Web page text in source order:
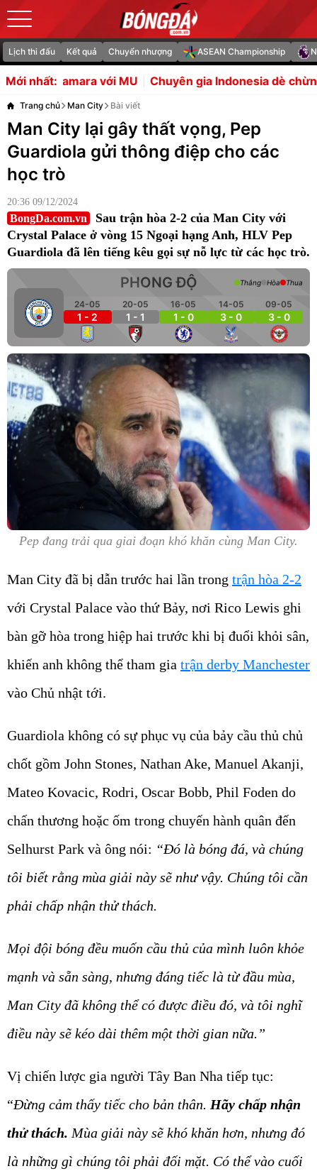
Lịch thi đấu Kết quả Chuyển nhượng ASEAN Championship
Mới nhất:
MU Chuyên gia Indonesia dè chừng ghế dự bị của
Trang chủ Man City Bài viết
Man City lại gây thất vọng, Pep
Guardiola gửi thông điệp cho các
học trò
20:36 09/12/2024
BongDa.com.vn
Sau trận hòa 2-2 của Man City với
Crystal Palace ở vòng 15 Ngoại hạng Anh, HLV Pep
Guardiola đã lên tiếng kêu gọi sự nỗ lực từ các học trò.
PHONG ĐỘ
24-05
1 - 2
20-05
1 - 1
16-05
1 - 0
14-05
3 - 0
09-05
3 - 0
Thắng Hòa Thua
Pep đang trải qua giai đoạn khó khăn cùng Man City.
Man City đã bị dẫn trước hai lần trong trận hòa 2-2
với Crystal Palace vào thứ Bảy, nơi Rico Lewis ghi
bàn gỡ hòa trong hiệp hai trước khi bị đuổi khỏi sân,
khiến anh không thể tham gia trận derby Manchester
vào Chủ nhật tới.
Guardiola không có sự phục vụ của bảy cầu thủ chủ
chốt gồm John Stones, Nathan Ake, Manuel Akanji,
Mateo Kovacic, Rodri, Oscar Bobb, Phil Foden do
chấn thương hoặc ốm trong chuyến hành quân đến
Selhurst Park và ông nói: “Đó là bóng đá, và chúng
tôi biết rằng mùa giải này sẽ như vậy. Chúng tôi cần
phải chấp nhận thử thách.
Mọi đội bóng đều muốn cầu thủ của mình luôn khỏe
mạnh và sẵn sàng, nhưng đáng tiếc là từ đầu mùa,
Man City đã không thể có được điều đó, và tôi nghĩ
điều này sẽ kéo dài thêm một thời gian nữa.”
Vị chiến lược gia người Tây Ban Nha tiếp tục:
“Đừng cảm thấy tiếc cho bản thân. Hãy chấp nhận
thử thách. Mùa giải này sẽ khó khăn hơn, nhưng đó
là những gì chúng tôi phải đối mặt. Có thể vào cuối